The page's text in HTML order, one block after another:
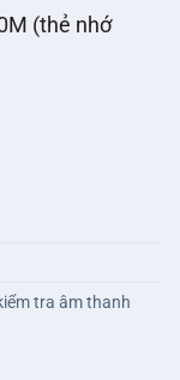
(thẻ nhớ
tra âm thanh